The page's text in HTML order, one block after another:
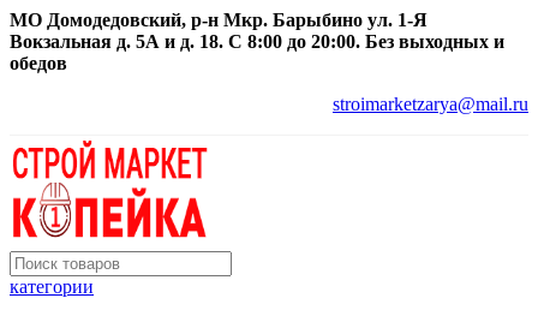
МО Домодедовский, р-н Мкр. Барыбино ул. 1-Я
Вокзальная д. 5А и д. 18. С 8:00 до 20:00. Без выходных и
обедов
stroimarketzarya@mail.ru
категории